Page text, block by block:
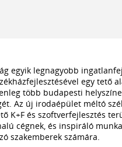
egyik legnagyobb
egy tető
több budapesti
Az új irodaépület méltó
K+F és szoftverfejlesztés
cégnek, és inspiráló
szakemberek számára.